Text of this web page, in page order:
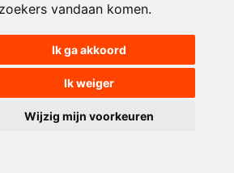
vandaan komen.
Ik ga akkoord
Ik weiger
Wijzig mijn voorkeuren
were